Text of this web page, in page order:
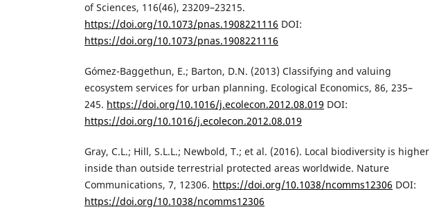
of Sciences, 116(46), 23209–23215.
https://doi.org/10.1073/pnas.1908221116 DOI:
https://doi.org/10.1073/pnas.1908221116
Gómez-Baggethun, E.; Barton, D.N. (2013) Classifying and valuing
ecosystem services for urban planning. Ecological Economics, 86, 235–
245. https://doi.org/10.1016/j.ecolecon.2012.08.019 DOI:
https://doi.org/10.1016/j.ecolecon.2012.08.019
Gray, C.L.; Hill, S.L.L.; Newbold, T.; et al. (2016). Local biodiversity is higher
inside than outside terrestrial protected areas worldwide. Nature
Communications, 7, 12306. https://doi.org/10.1038/ncomms12306 DOI:
https://doi.org/10.1038/ncomms12306